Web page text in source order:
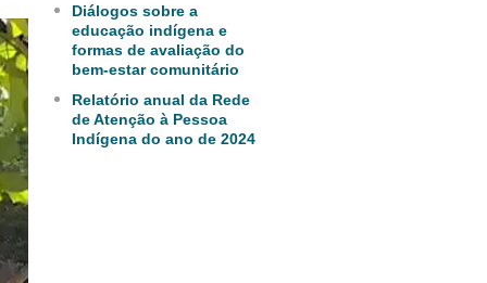
Diálogos sobre a
educação indígena e
formas de avaliação do
bem-estar comunitário
Relatório anual da Rede
de Atenção à Pessoa
Indígena do ano de 2024